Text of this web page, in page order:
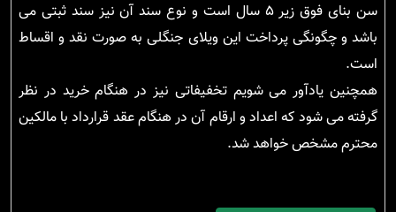
سن بنای فوق زیر ۵ سال است و نوع سند آن نیز سند ثبتی می
باشد و چگونگی پرداخت این ویلای جنگلی به صورت نقد و اقساط
است.
همچنین یادآور می شویم تخفیفاتی نیز در هنگام خرید در نظر
گرفته می شود که اعداد و ارقام آن در هنگام عقد قرارداد با مالکین
محترم مشخص خواهد شد.